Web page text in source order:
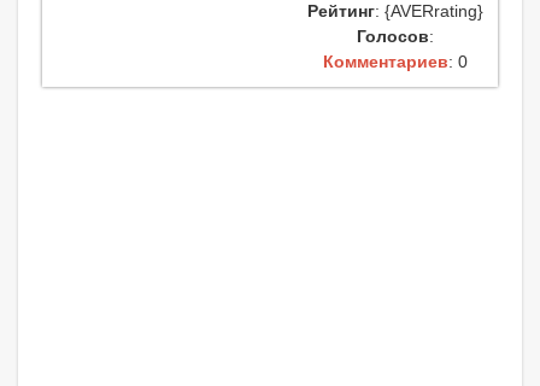
Рейтинг: {AVERrating}
Голосов:
Комментариев: 0